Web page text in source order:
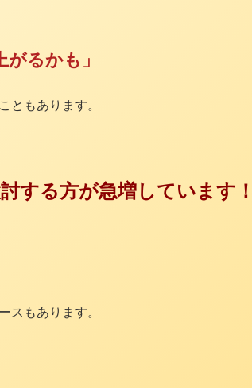
がるかも」
ともあります。
する方が急増しています！
スもあります。